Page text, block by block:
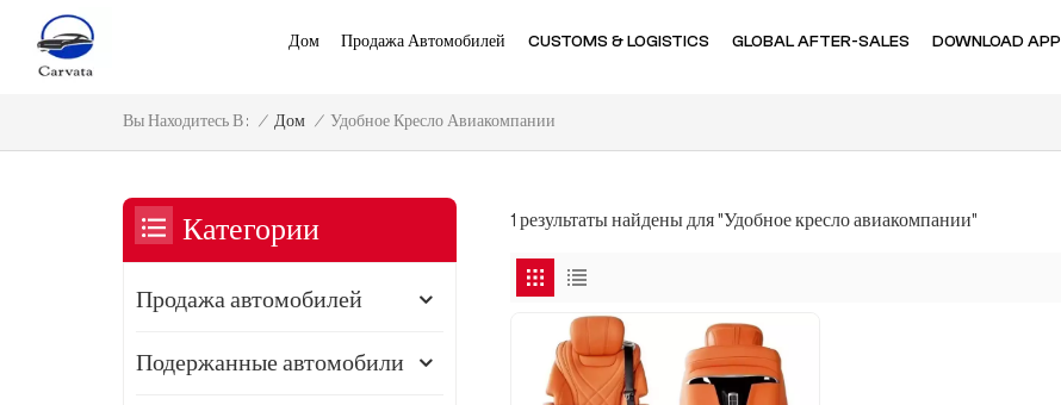
Дом Продажа Автомобилей CUSTOMS & LOGISTICS GLOBAL AFTER-SALES DOWNLOAD APP
Вы Находитесь В : / Дом / Удобное Кресло Авиакомпании
1 результаты найдены для "Удобное кресло авиакомпании"
Категории
Продажа автомобилей
Подержанные автомобили